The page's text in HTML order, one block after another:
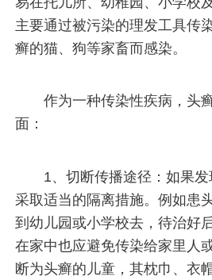
主要通过被污染的理发工具传
癣的猫、狗等家畜而感染。
作为一种传染性疾病，头
面：
1、切断传播途径：如果发
采取适当的隔离措施。例如患
到幼儿园或小学校去，待治好
在家中也应避免传染给家里人
断为头癣的儿童，其枕巾、衣